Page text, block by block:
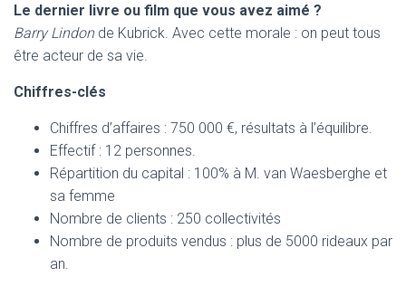
Le dernier livre ou film que vous avez aimé ?
Barry Lindonde Kubrick. Avec cette morale : on peut tous
être acteur de sa vie.
Chiffres-clés
Chiffres d’affaires : 750 000 €, résultats à l’équilibre.
Effectif : 12 personnes.
Répartition du capital : 100% à M. van Waesberghe et
sa femme
Nombre de clients : 250 collectivités
Nombre de produits vendus : plus de 5000 rideaux par
an.